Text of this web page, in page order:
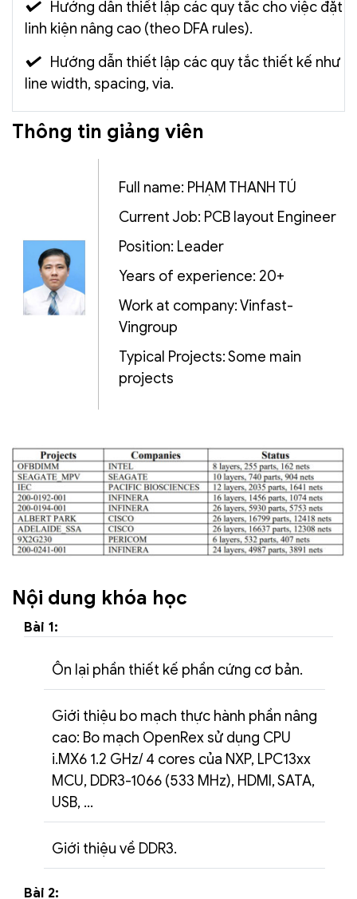
Hướng dẫn thiết lập các quy tắc cho việc đặt
linh kiện nâng cao (theo DFA rules).
Hướng dẫn thiết lập các quy tắc thiết kế như
line width, spacing, via.
Thông tin giảng viên
Full name: PHẠM THANH TÚ
Current Job: PCB layout Engineer
Position: Leader
Years of experience: 20+
Work at company: Vinfast-
Vingroup
Typical Projects: Some main
projects
Nội dung khóa học
Bài 1:
Ôn lại phần thiết kế phần cứng cơ bản.
Giới thiệu bo mạch thực hành phần nâng
cao: Bo mạch OpenRex sử dụng CPU
i.MX6 1.2 GHz/ 4 cores của NXP, LPC13xx
MCU, DDR3-1066 (533 MHz), HDMI, SATA,
USB, …
Giới thiệu về DDR3.
Bài 2: